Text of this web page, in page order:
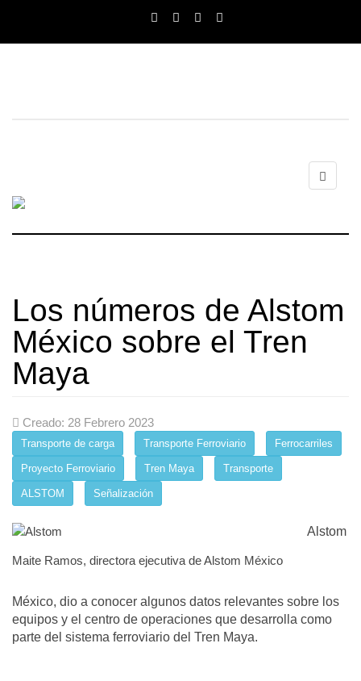
Los números de Alstom
México sobre el Tren
Maya
Creado: 28 Febrero 2023
Transporte de carga Transporte Ferroviario Ferrocarriles
Proyecto Ferroviario Tren Maya Transporte
ALSTOM Señalización
Maite Ramos, directora ejecutiva de Alstom México
Alstom
México, dio a conocer algunos datos relevantes sobre los
equipos y el centro de operaciones que desarrolla como
parte del sistema ferroviario del Tren Maya.